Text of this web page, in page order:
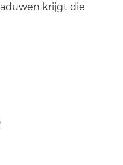
krijgt die